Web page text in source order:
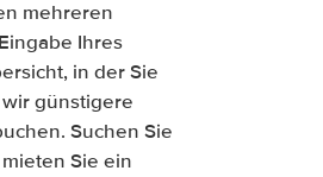
mehreren
Ihres
in der Sie
günstigere
Suchen Sie
Sie ein